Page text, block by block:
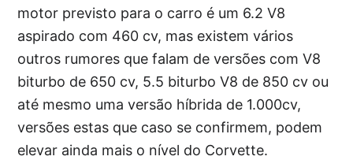
motor previsto para o carro é um 6.2 V8
aspirado com 460 cv, mas existem vários
outros rumores que falam de versões com V8
biturbo de 650 cv, 5.5 biturbo V8 de 850 cv ou
até mesmo uma versão híbrida de 1.000cv,
versões estas que caso se confirmem, podem
elevar ainda mais o nível do Corvette.